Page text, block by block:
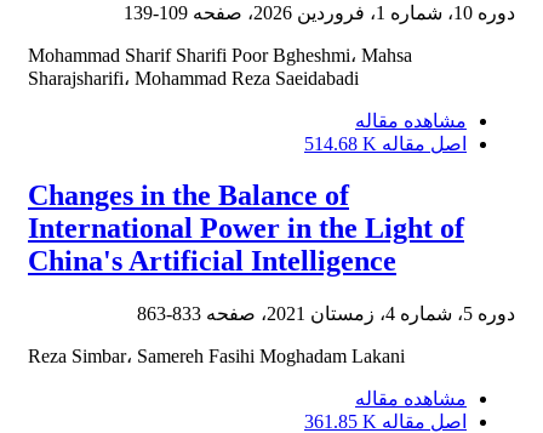
دوره 10، شماره 1، فروردین 2026، صفحه 109-139
Mohammad Sharif Sharifi Poor Bgheshmi، Mahsa
Sharajsharifi، Mohammad Reza Saeidabadi
مشاهده مقاله
اصل مقاله 514.68 K
Changes in the Balance of
International Power in the Light of
China's Artificial Intelligence
دوره 5، شماره 4، زمستان 2021، صفحه 833-863
Reza Simbar، Samereh Fasihi Moghadam Lakani
مشاهده مقاله
اصل مقاله 361.85 K